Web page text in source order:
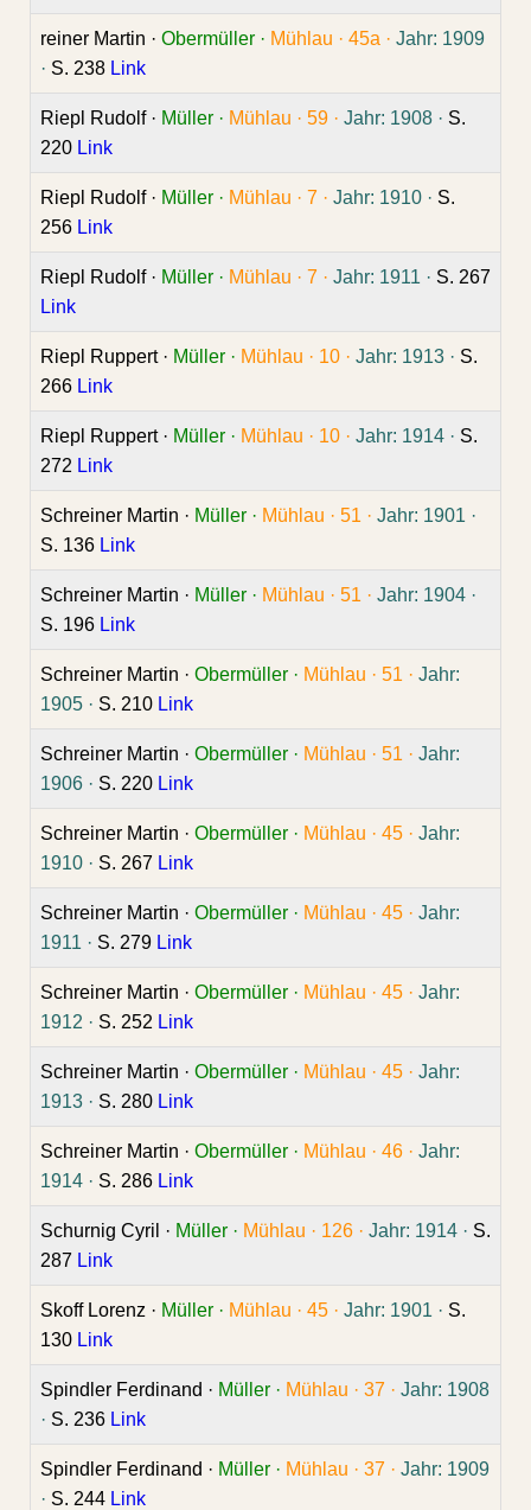
reiner Martin · Obermüller · Mühlau · 45a · Jahr: 1909
· S. 238 Link
Riepl Rudolf · Müller · Mühlau · 59 · Jahr: 1908 · S.
220 Link
Riepl Rudolf · Müller · Mühlau · 7 · Jahr: 1910 · S.
256 Link
Riepl Rudolf · Müller · Mühlau · 7 · Jahr: 1911 · S. 267
Link
Riepl Ruppert · Müller · Mühlau · 10 · Jahr: 1913 · S.
266 Link
Riepl Ruppert · Müller · Mühlau · 10 · Jahr: 1914 · S.
272 Link
Schreiner Martin · Müller · Mühlau · 51 · Jahr: 1901 ·
S. 136 Link
Schreiner Martin · Müller · Mühlau · 51 · Jahr: 1904 ·
S. 196 Link
Schreiner Martin · Obermüller · Mühlau · 51 · Jahr:
1905 · S. 210 Link
Schreiner Martin · Obermüller · Mühlau · 51 · Jahr:
1906 · S. 220 Link
Schreiner Martin · Obermüller · Mühlau · 45 · Jahr:
1910 · S. 267 Link
Schreiner Martin · Obermüller · Mühlau · 45 · Jahr:
1911 · S. 279 Link
Schreiner Martin · Obermüller · Mühlau · 45 · Jahr:
1912 · S. 252 Link
Schreiner Martin · Obermüller · Mühlau · 45 · Jahr:
1913 · S. 280 Link
Schreiner Martin · Obermüller · Mühlau · 46 · Jahr:
1914 · S. 286 Link
Schurnig Cyril · Müller · Mühlau · 126 · Jahr: 1914 · S.
287 Link
Skoff Lorenz · Müller · Mühlau · 45 · Jahr: 1901 · S.
130 Link
Spindler Ferdinand · Müller · Mühlau · 37 · Jahr: 1908
· S. 236 Link
Spindler Ferdinand · Müller · Mühlau · 37 · Jahr: 1909
· S. 244 Link